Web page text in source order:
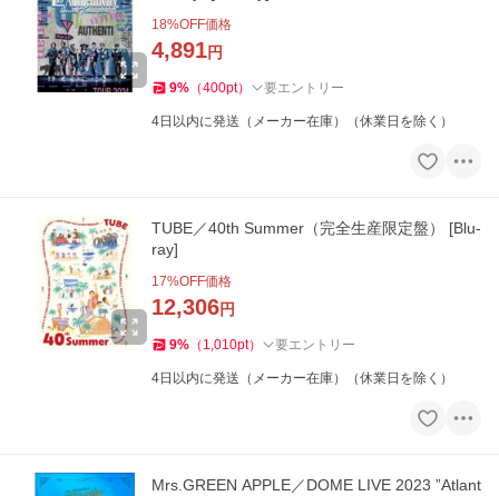
18%OFF価格
4,891円
9% （400pt） 要エントリー
4日以内に発送（メーカー在庫）（休業日を除く）
TUBE／40th Summer（完全生産限定盤） [Blu-
ray]
17%OFF価格
12,306円
9% （ 1,010pt） 要エントリー
4日以内に発送（メーカー在庫）（休業日を除く）
Mrs.GREEN APPLE／DOME LIVE 2023 ”Atlant